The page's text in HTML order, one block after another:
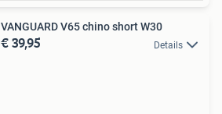
VANGUARD V65 chino short W30
€ 39,95 Details